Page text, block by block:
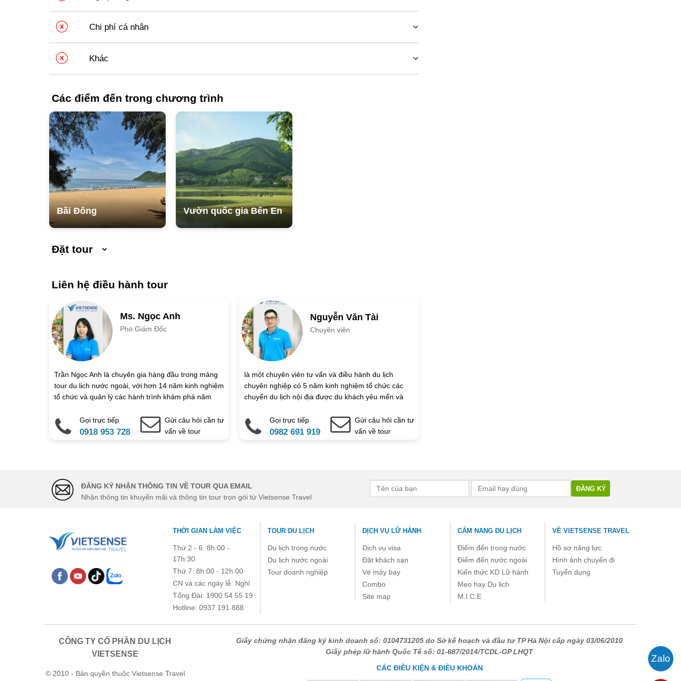
Phụ thu phòng nghỉ đơn với du khách có nhu cầu tách phòng.
Chi phí cá nhân
Chi tiêu cá nhân phát sinh trong quá trình du lịch.
Đồ uống gọi thêm trong các bữa ăn.
Khác
Thuế VAT theo quy định.
Các điểm đến trong chương trình
Bãi Đông Vườn quốc gia Bến En
Đặt tour
Số người lớn
Họ và tên
Địa chỉ liên hệ
Điện thoại di động Email
Ghi chú thêm
Liên hệ điều hành tour
Ms. Ngọc Anh
Phó Giám Đốc
Trần Ngọc Anh là chuyên gia hàng đầu trong mảng
tour du lịch nước ngoài, với hơn 14 năm kinh nghiệm
tổ chức và quản lý các hành trình khám phá năm
Gọi trực tiếp
0918 953 728
Gửi câu hỏi cần tư
vấn về tour
Nguyễn Văn Tài
Chuyên viên
là một chuyên viên tư vấn và điều hành du lịch
chuyên nghiệp có 5 năm kinh nghiệm tổ chức các
chuyến du lịch nội địa được du khách yêu mến và
Gọi trực tiếp
0982 691 919
Gửi câu hỏi cần tư
vấn về tour
ĐĂNG KÝ NHẬN THÔNG TIN VỀ TOUR QUA EMAIL
Nhận thông tin khuyến mãi và thông tin tour trọn gói từ Vietsense Travel
THỜI GIAN LÀM VIỆC
Thứ 2 - 6: 8h:00 -
17h:30
Thứ 7: 8h:00 - 12h:00
CN và các ngày lễ: Nghỉ
Tổng Đài: 1900 54 55 19
Hotline: 0937 191 888
TOUR DU LỊCH
Du lịch trong nước
Du lịch nước ngoài
Tour doanh nghiệp
DỊCH VỤ LỮ HÀNH
Dịch vụ visa
Đặt khách sạn
Vé máy bay
Combo
Site map
CẨM NANG DU LỊCH
Điểm đến trong nước
Điểm đến nước ngoài
Kiến thức KD Lữ hành
Mẹo hay Du lịch
M.I.C.E
VỀ VIETSENSE TRAVEL
Hồ sơ năng lực
Hình ảnh chuyến đi
Tuyển dụng
CÔNG TY CỔ PHẦN DU LỊCH
VIETSENSE
© 2010 - Bản quyền thuộc Vietsense Travel
Giấy chứng nhận đăng ký kinh doanh số: 0104731205 do Sở kế hoạch và đầu tư TP Hà Nội cấp ngày 03/06/2010
Giấy phép lữ hành Quốc Tế số: 01-687/2014/TCDL-GP LHQT
CÁC ĐIỀU KIỆN & ĐIỀU KHOẢN